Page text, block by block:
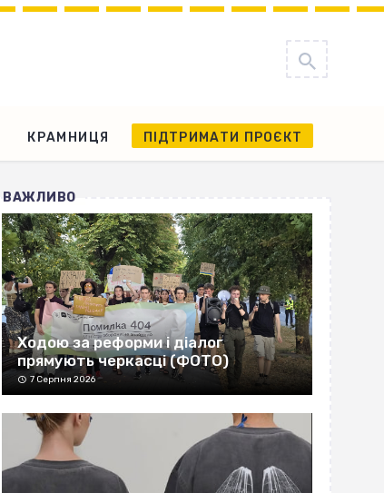
КРАМНИЦЯ ПІДТРИМАТИ ПРОЄКТ
ВАЖЛИВО
Ходою за реформи і діалог
прямують черкасці (ФОТО)
7 Серпня 2026